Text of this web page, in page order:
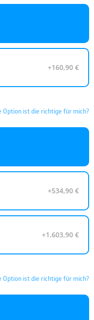
+160,90 €
Option ist die richtige für mich?
+534,90 €
+1.603,90 €
Option ist die richtige für mich?